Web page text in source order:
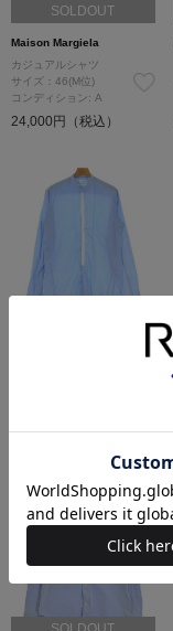
SOLDOUT
Maison Margiela
カジュアルシャツ
サイズ：46(M位)
コンディション: A
24,000円（税込）
28,800円（税込）